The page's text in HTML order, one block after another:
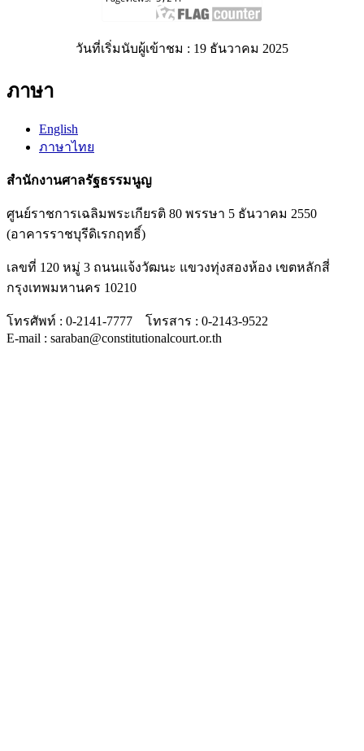
วันที่เริ่มนับผู้เข้าชม : 19 ธันวาคม 2025
ภาษา
English
ภาษาไทย
สำนักงานศาลรัฐธรรมนูญ
ศูนย์ราชการเฉลิมพระเกียรติ 80 พรรษา 5 ธันวาคม 2550
(อาคารราชบุรีดิเรกฤทธิ์)
เลขที่ 120 หมู่ 3 ถนนแจ้งวัฒนะ แขวงทุ่งสองห้อง เขตหลักสี่
กรุงเทพมหานคร 10210
โทรศัพท์ : 0-2141-7777 โทรสาร : 0-2143-9522
E-mail : saraban@constitutionalcourt.or.th